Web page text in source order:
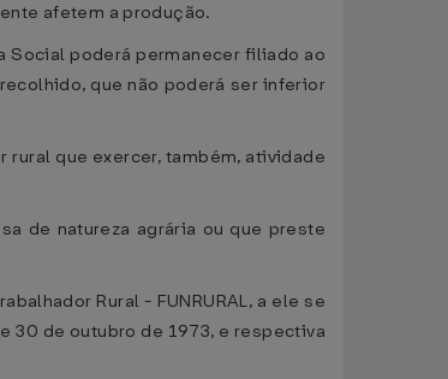
afetem a produção.
Social poderá permanecer filiado ao
que não poderá ser inferior
rural que exercer, também, atividade
de natureza agrária ou que preste
Rural - FUNRURAL, a ele se
30 de outubro de 1973, e respectiva